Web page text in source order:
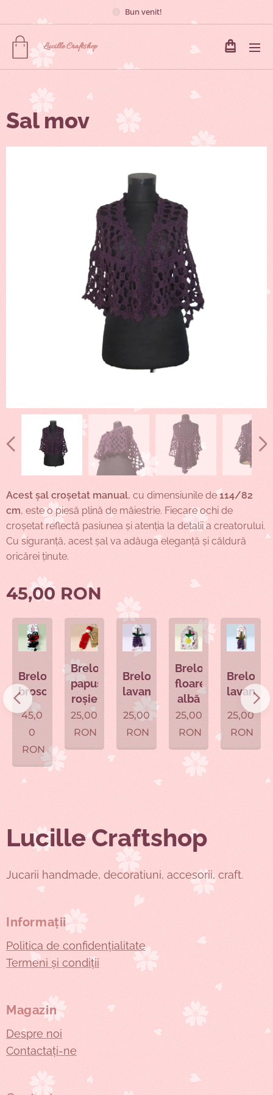
Bun venit!
LucilleCraftshop
Sal mov
Acest șal croșetat manual, cu dimensiunile de114/82
cm, este o piesă plină de măiestrie. Fiecare ochi de
croșetat reflectă pasiunea și atenția la detalii a creatorului.
Cu siguranță, acest șal va adăuga eleganță și căldură
oricărei ținute.
45,00 RON
Breloc
broscuța
45,0
0
RON
Breloc
papusa
roșie
25,00
RON
Breloc
lavandă
25,00
RON
Breloc
floare
albă
25,00
RON
Breloc
lavandă
25,00
RON
Lucille Craftshop
Jucarii handmade, decoratiuni, accesorii, craft.
Informații
Politica de confidențialitate
Termeni și condiții
Magazin
Despre noi
Contactați-ne